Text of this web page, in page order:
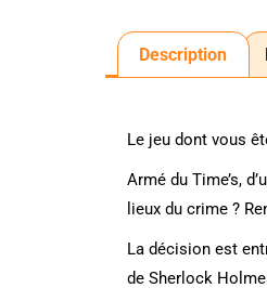
Description
Le jeu dont vous
Armé du Time’s,
lieux du crime ?
La décision est
de Sherlock